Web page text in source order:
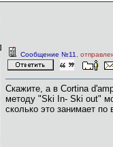
Сообщение №11 ,
Скажите, а в Cortina
методу "Ski In- Ski out"
сколько это занимает по